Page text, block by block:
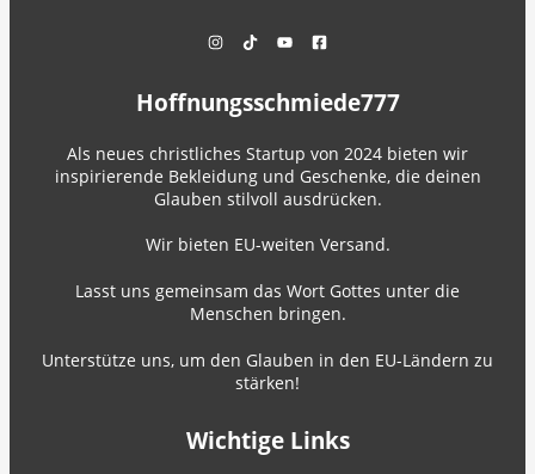
Hoffnungsschmiede777
Als neues christliches Startup von 2024 bieten wir
inspirierende Bekleidung und Geschenke, die deinen
Glauben stilvoll ausdrücken.
Wir bieten EU-weiten Versand.
Lasst uns gemeinsam das Wort Gottes unter die
Menschen bringen.
Unterstütze uns, um den Glauben in den EU-Ländern zu
stärken!
Wichtige Links